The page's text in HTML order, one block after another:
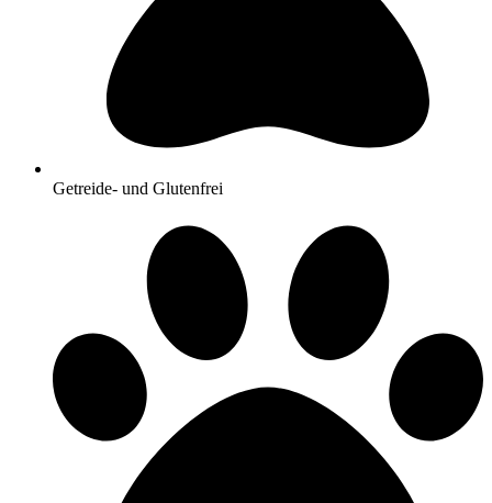
Getreide- und Glutenfrei